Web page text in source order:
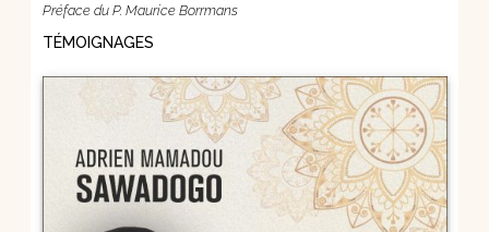
Préface du P. Maurice Borrmans
TÉMOIGNAGES